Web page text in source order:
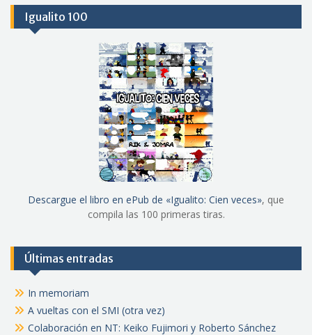
Igualito 100
Descargue el libro en ePub de «Igualito: Cien veces», que
compila las 100 primeras tiras.
Últimas entradas
In memoriam
A vueltas con el SMI (otra vez)
Colaboración en NT: Keiko Fujimori y Roberto Sánchez